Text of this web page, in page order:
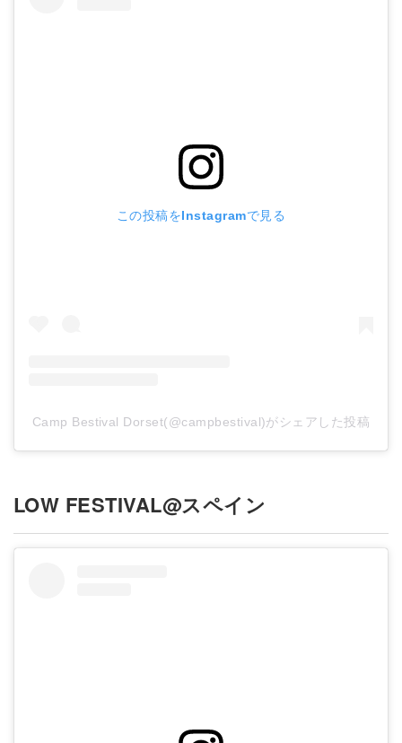
この投稿をInstagramで見る
Camp Bestival Dorset(@campbestival)がシェアした投稿
LOW FESTIVAL@スペイン